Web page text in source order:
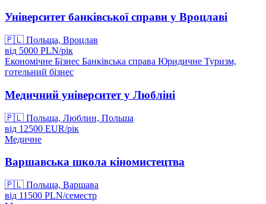
Університет банківської справи у Вроцлаві
🇵🇱 Польща, Вроцлав
від 5000 PLN/рік
Економічне Бізнес Банківська справа Юридичне Туризм,
готельний бізнес
Медичний університет у Любліні
🇵🇱 Польща, Люблин, Польша
від 12500 EUR/рік
Медичне
Варшавська школа кіномистецтва
🇵🇱 Польща, Варшава
від 11500 PLN/семестр